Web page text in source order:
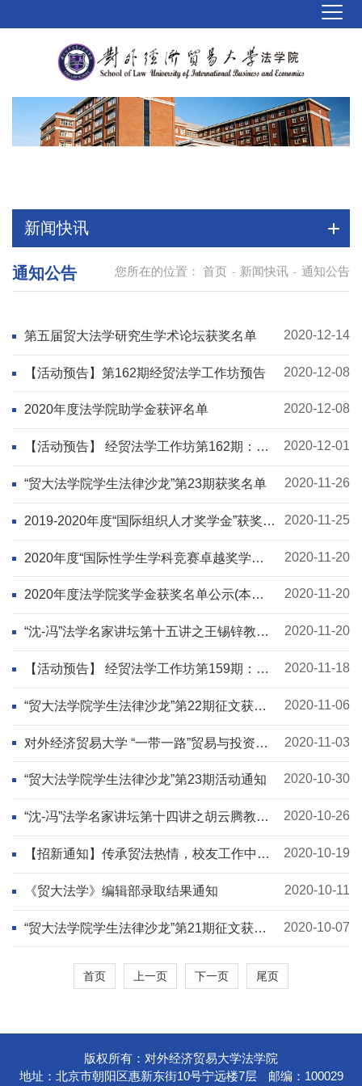
新闻快讯
您所在的位置： 首页 - 新闻快讯 - 通知公告
通知公告
第五届贸大法学研究生学术论坛获奖名单 2020-12-14
【活动预告】第162期经贸法学工作坊预告 2020-12-08
2020年度法学院助学金获评名单 2020-12-08
【活动预告】 经贸法学工作坊第162期：民
商法视野下的快递服务
2020-12-01
“贸大法学院学生法律沙龙”第23期获奖名单 2020-11-26
2019-2020年度“国际组织人才奖学金”获奖名
单
2020-11-25
2020年度“国际性学生学科竞赛卓越奖学
金”获奖名单公示
2020-11-20
2020年度法学院奖学金获奖名单公示(本硕
博)
2020-11-20
“沈-冯”法学名家讲坛第十五讲之王锡锌教授
专场
2020-11-20
【活动预告】 经贸法学工作坊第159期：比
较法视野下中国判决效力体系化研究
2020-11-18
“贸大法学院学生法律沙龙”第22期征文获奖
名单
2020-11-06
对外经济贸易大学 “一带一路”贸易与投资争
端解决暨境外经营合规高端研修班 招生简章
2020-11-03
“贸大法学院学生法律沙龙”第23期活动通知 2020-10-30
“沈-冯”法学名家讲坛第十四讲之胡云腾教授
专场
2020-10-26
【招新通知】传承贸法热情，校友工作中心
招新启动
2020-10-19
《贸大法学》编辑部录取结果通知 2020-10-11
“贸大法学院学生法律沙龙”第21期征文获奖
名单
2020-10-07
首页 上一页 下一页 尾页
版权所有：对外经济贸易大学法学院
地址：北京市朝阳区惠新东街10号宁远楼7层
邮编：100029